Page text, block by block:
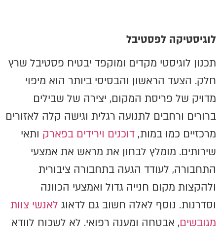
לוגיסטיקה לפסטיבל
תכנון לוגיסטי מקדים ומוקפד יבטיח פסטיבל שרץ
חלק. הצעד הראשון והבסיסי ביותר הוא מיפוי
מדויק של פריסת המקום, יצירה של שבילים
ברורים ורחבים לתנועה רגלית וגישה קלה לאזורים
מרכזיים כמו במות, דוכנים וירידים בפארק ותאי
שירותים. מומלץ לבחון את מראש את אמצעי
התחבורה, לעודד הגעה בתחבורה ציבורית
ולהקצות מקום חנייה גדול ואמצעי הכוונה
וסדרנות. נוסף לאלה חשוב גם לדאוג לאנשי צוות
מגובשים, אבטחה ומענה רפואי. לא לשכוח לוודא